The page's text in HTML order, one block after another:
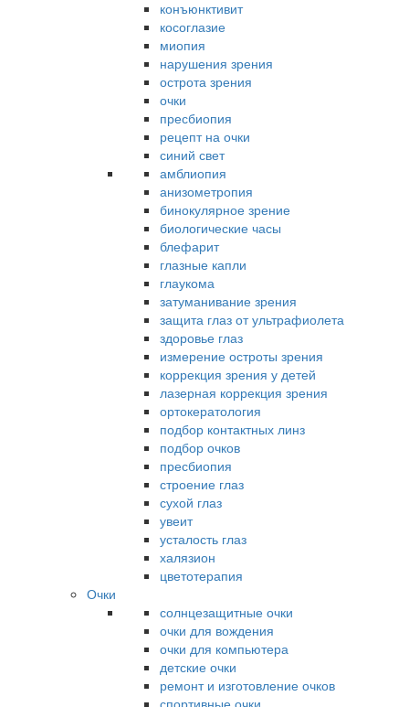
конъюнктивит
косоглазие
миопия
нарушения зрения
острота зрения
очки
пресбиопия
рецепт на очки
синий свет
амблиопия
анизометропия
бинокулярное зрение
биологические часы
блефарит
глазные капли
глаукома
затуманивание зрения
защита глаз от ультрафиолета
здоровье глаз
измерение остроты зрения
коррекция зрения у детей
лазерная коррекция зрения
ортокератология
подбор контактных линз
подбор очков
пресбиопия
строение глаз
сухой глаз
увеит
усталость глаз
халязион
цветотерапия
Очки
солнцезащитные очки
очки для вождения
очки для компьютера
детские очки
ремонт и изготовление очков